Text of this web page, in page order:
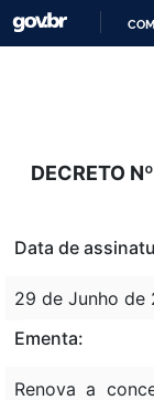
DECRETO
Data de
29 de Junho de
Ementa:
Renova a